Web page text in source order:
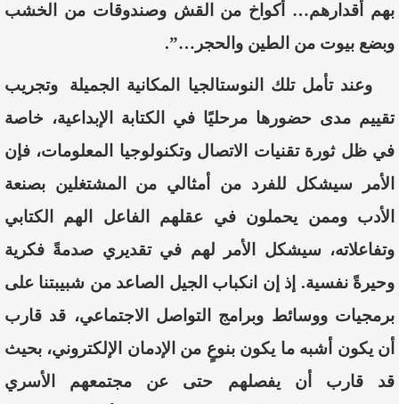
بهم أقدارهم… أكواخ من القش وصندوقات من الخشب
وبضع بيوت من الطين والحجر…”.
وعند تأمل تلك النوستالجيا المكانية الجميلة
وتجريب
تقييم مدى حضورها مرحليًا في الكتابة الإبداعية، خاصة
في ظل ثورة تقنيات الاتصال وتكنولوجيا المعلومات، فإن
الأمر سيشكل للفرد من أمثالي من المشتغلين بصنعة
الأدب وممن يحملون في عقلهم الفاعل الهم الكتابي
وتفاعلاته، سيشكل الأمر لهم في تقديري صدمةً فكرية
وحيرةً نفسية. إذ إن انكباب الجيل الصاعد من شبيبتنا على
برمجيات ووسائط وبرامج التواصل الاجتماعي، قد قارب
أن يكون أشبه ما يكون بنوعٍ من الإدمان الإلكتروني، بحيث
قدقارب أن يفصلهم حتى عن مجتمعهم الأسري